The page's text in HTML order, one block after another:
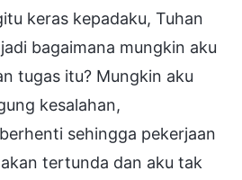
keras kepadaku, Tuhan
bagaimana mungkin aku
tugas itu? Mungkin aku
kesalahan,
sehingga pekerjaan
tertunda dan aku tak